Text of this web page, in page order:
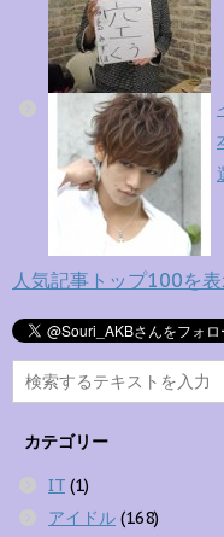
人気記事トップ100を
カテゴリー
IT (1)
アイドル (168)